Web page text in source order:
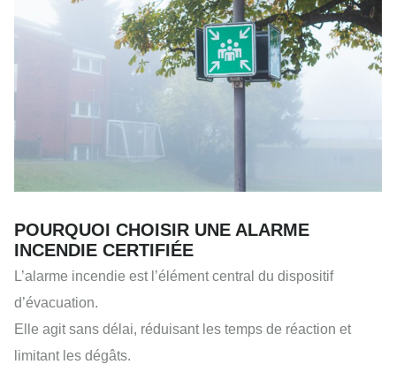
POURQUOI CHOISIR UNE ALARME
INCENDIE CERTIFIÉE
L’alarme incendie est l’élément central du dispositif
d’évacuation.
Elle agit sans délai, réduisant les temps de réaction et
limitant les dégâts.